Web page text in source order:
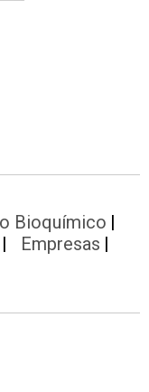
Bioquímico
Empresas